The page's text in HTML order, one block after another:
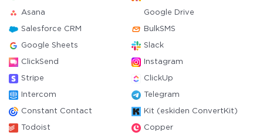
Asana Google Drive
Salesforce CRM BulkSMS
Google Sheets Slack
ClickSend Instagram
Stripe ClickUp
Intercom Telegram
Constant Contact Kit (eskiden ConvertKit)
Todoist Copper